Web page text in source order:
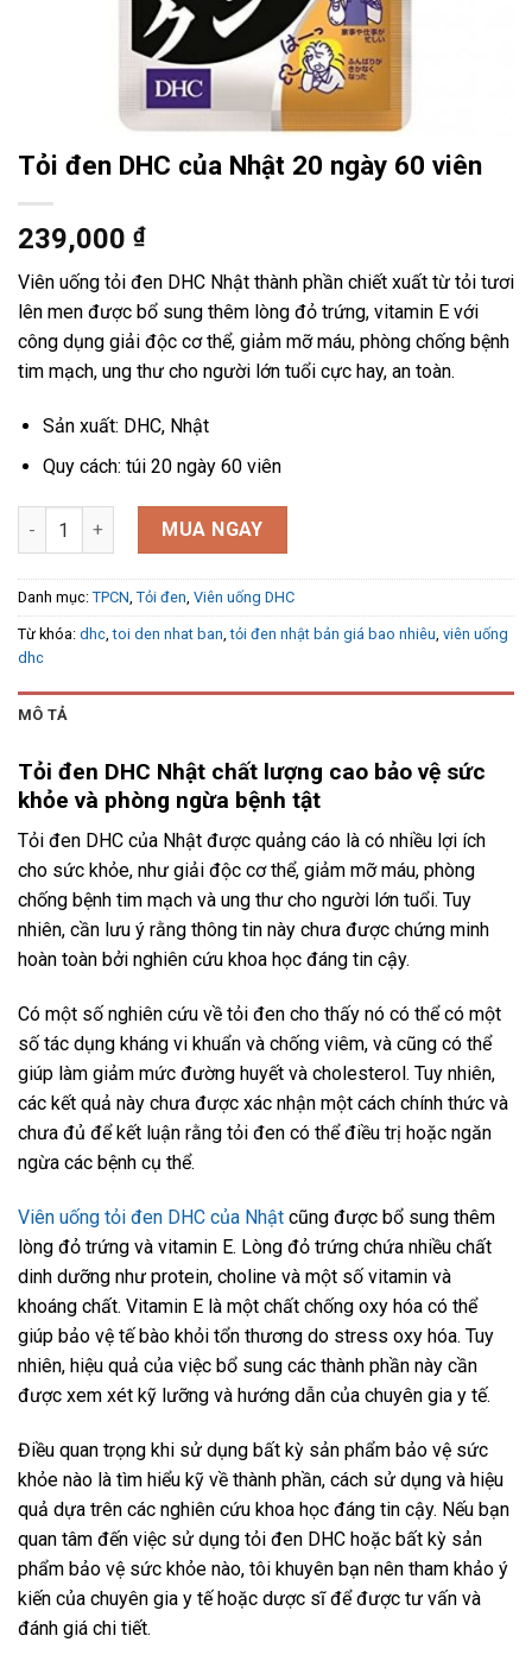
Tỏi đen DHC của Nhật 20 ngày 60 viên
239,000 ₫
Viên uống tỏi đen DHC Nhật thành phần chiết xuất từ tỏi tươi
lên men được bổ sung thêm lòng đỏ trứng, vitamin E với
công dụng giải độc cơ thể, giảm mỡ máu, phòng chống bệnh
tim mạch, ung thư cho người lớn tuổi cực hay, an toàn.
Sản xuất: DHC, Nhật
Quy cách: túi 20 ngày 60 viên
Tỏi đen DHC của Nhật 20 ngày 60 viên số lượng
MUA NGAY
Danh mục: TPCN, Tỏi đen, Viên uống DHC
Từ khóa: dhc,toi den nhat ban,tỏi đen nhật bản giá bao nhiêu, viên uống
dhc
MÔ TẢ
Tỏi đen DHC Nhật chất lượng cao bảo vệ sức
khỏe và phòng ngừa bệnh tật
Tỏi đen DHC của Nhật được quảng cáo là có nhiều lợi ích
cho sức khỏe, như giải độc cơ thể, giảm mỡ máu, phòng
chống bệnh tim mạch và ung thư cho người lớn tuổi. Tuy
nhiên, cần lưu ý rằng thông tin này chưa được chứng minh
hoàn toàn bởi nghiên cứu khoa học đáng tin cậy.
Có một số nghiên cứu về tỏi đen cho thấy nó có thể có một
số tác dụng kháng vi khuẩn và chống viêm, và cũng có thể
giúp làm giảm mức đường huyết và cholesterol. Tuy nhiên,
các kết quả này chưa được xác nhận một cách chính thức và
chưa đủ để kết luận rằng tỏi đen có thể điều trị hoặc ngăn
ngừa các bệnh cụ thể.
Viên uống tỏi đen DHC của Nhật cũng được bổ sung thêm
lòng đỏ trứng và vitamin E. Lòng đỏ trứng chứa nhiều chất
dinh dưỡng như protein, choline và một số vitamin và
khoáng chất. Vitamin E là một chất chống oxy hóa có thể
giúp bảo vệ tế bào khỏi tổn thương do stress oxy hóa. Tuy
nhiên, hiệu quả của việc bổ sung các thành phần này cần
được xem xét kỹ lưỡng và hướng dẫn của chuyên gia y tế.
Điều quan trọng khi sử dụng bất kỳ sản phẩm bảo vệ sức
khỏe nào là tìm hiểu kỹ về thành phần, cách sử dụng và hiệu
quả dựa trên các nghiên cứu khoa học đáng tin cậy. Nếu bạn
quan tâm đến việc sử dụng tỏi đen DHC hoặc bất kỳ sản
phẩm bảo vệ sức khỏe nào, tôi khuyên bạn nên tham khảo ý
kiến của chuyên gia y tế hoặc dược sĩ để được tư vấn và
đánh giá chi tiết.